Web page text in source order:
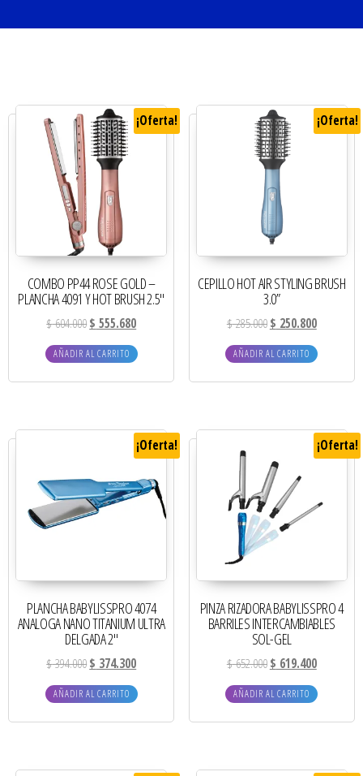
¡Oferta!
COMBO PP44 ROSE GOLD –
PLANCHA 4091 Y HOT BRUSH 2.5″
$604.000$ 555.680
AÑADIR AL CARRITO
¡Oferta!
CEPILLO HOT AIR STYLING BRUSH
3.0”
$285.000 $ 250.800
AÑADIR AL CARRITO
¡Oferta!
PLANCHA BABYLISSPRO 4074
ANALOGA NANO TITANIUM ULTRA
DELGADA 2″
$394.000$ 374.300
AÑADIR AL CARRITO
¡Oferta!
PINZA RIZADORA BABYLISSPRO 4
BARRILES INTERCAMBIABLES
SOL-GEL
$652.000 $ 619.400
AÑADIR AL CARRITO